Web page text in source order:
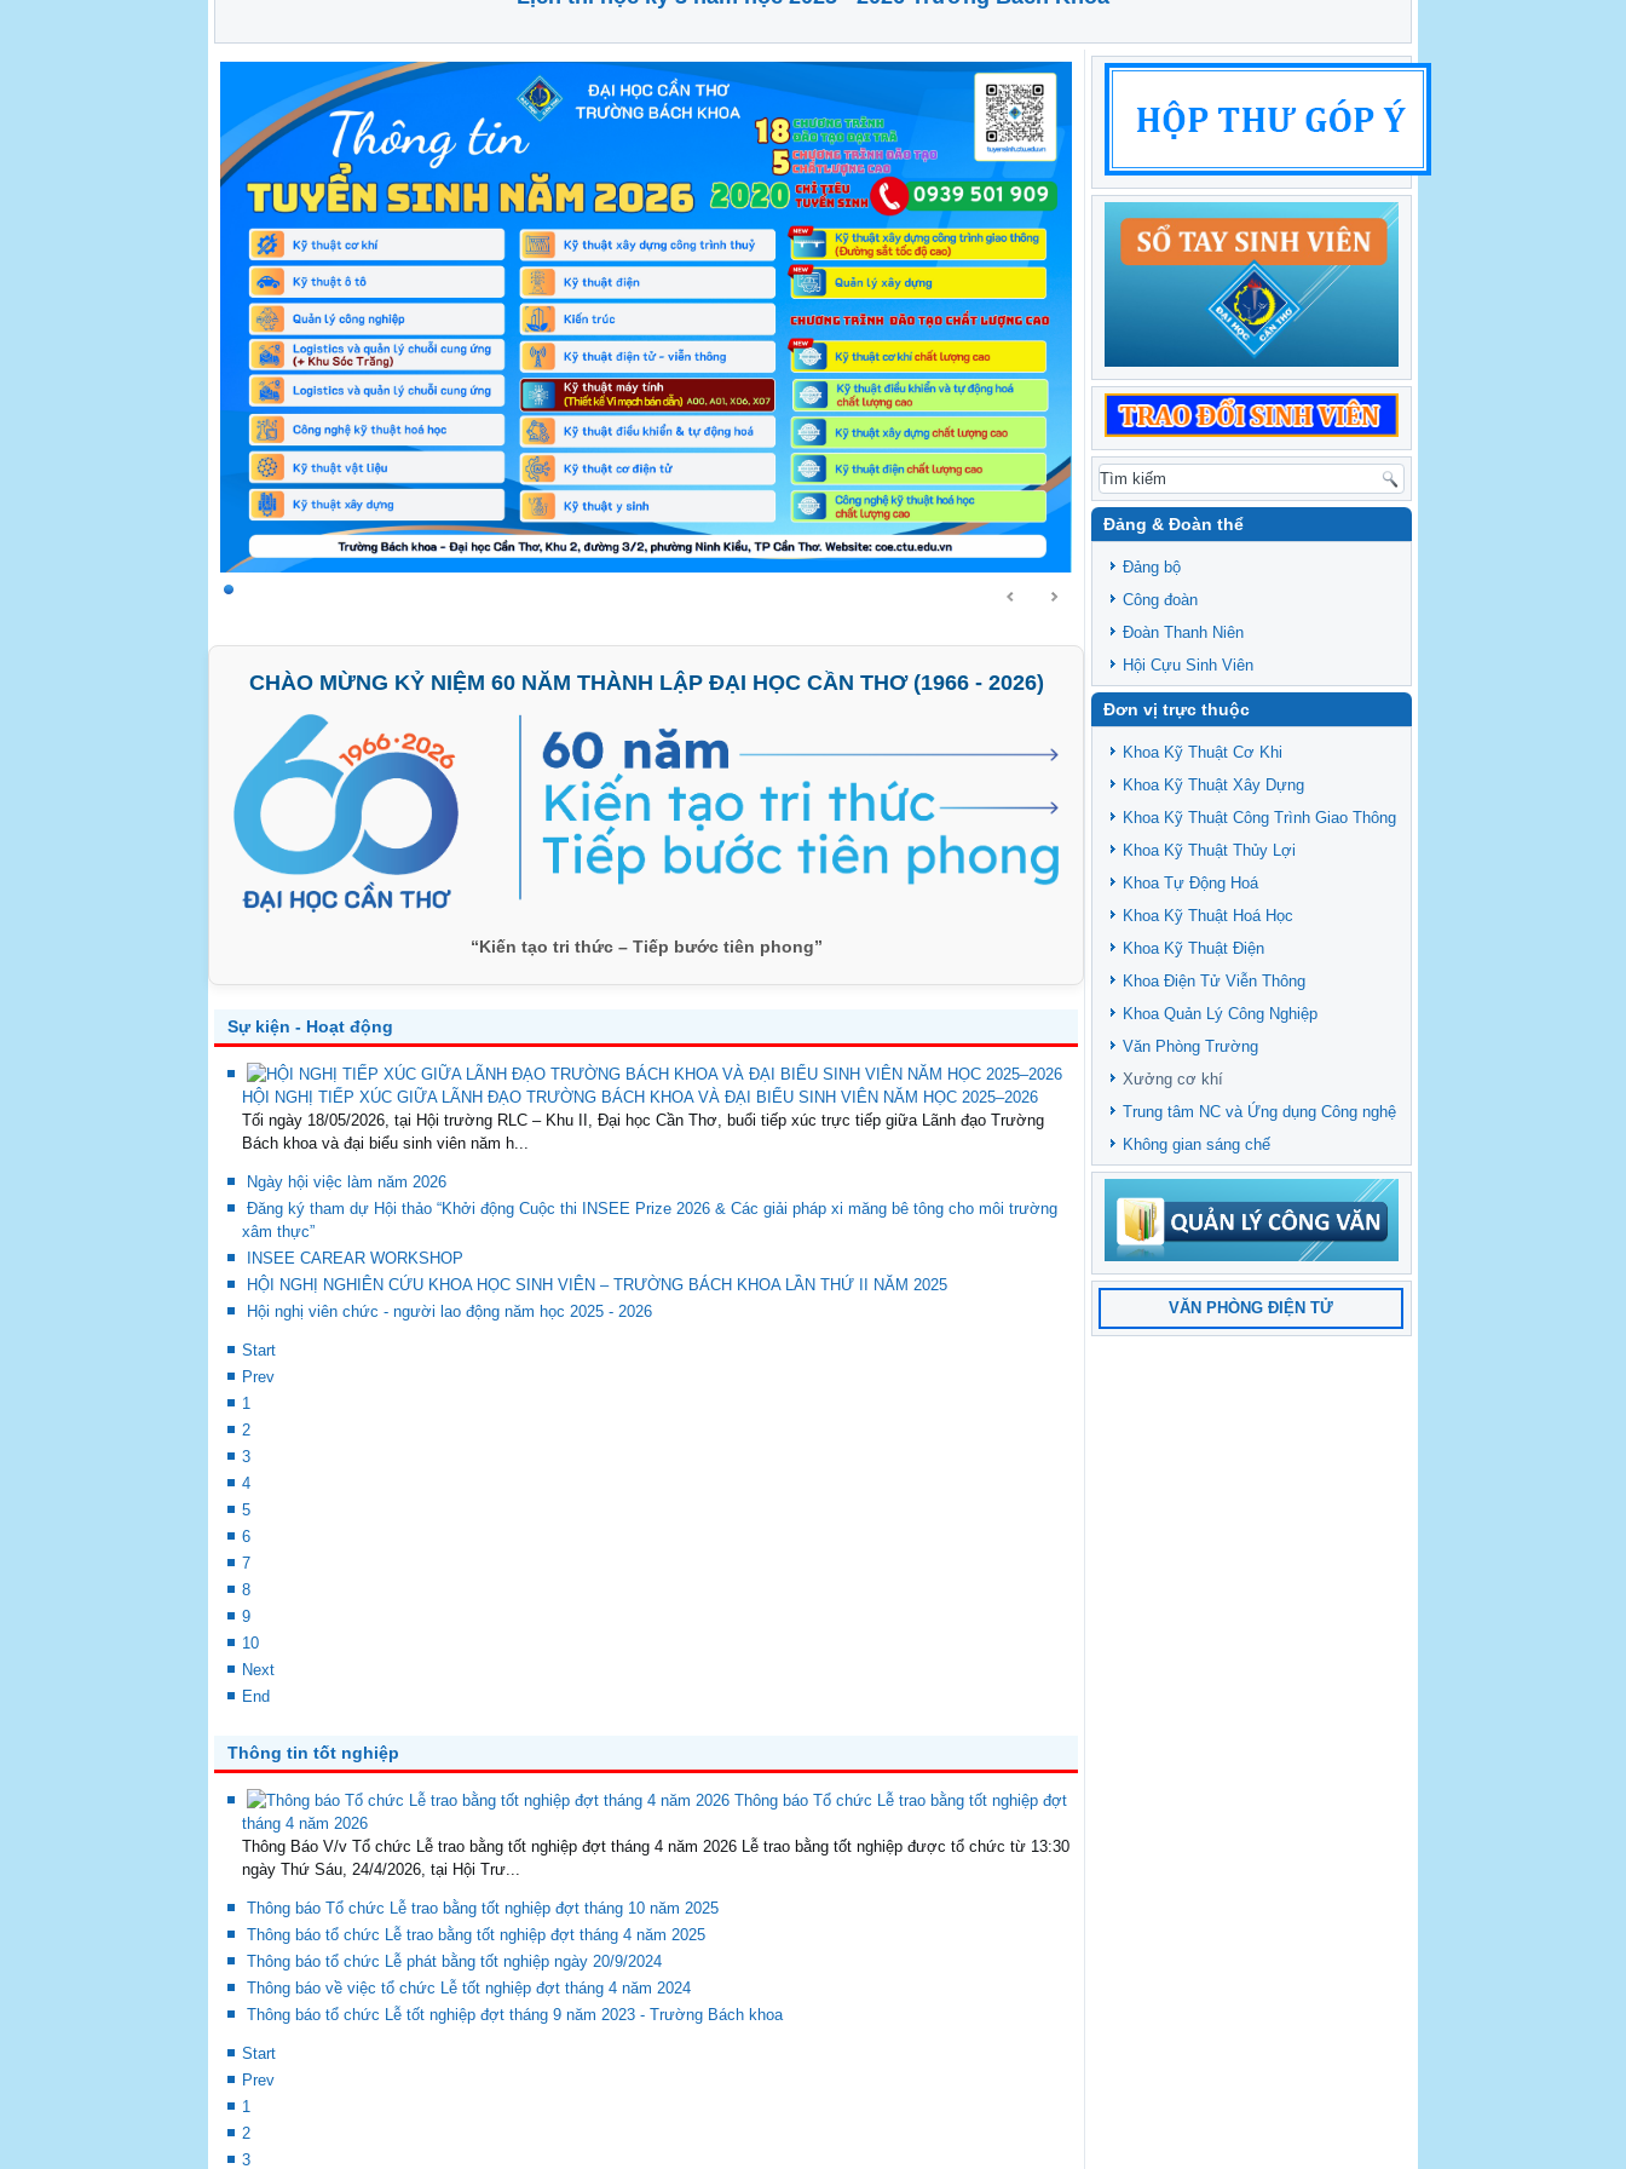
CHÀO MỪNG KỶ NIỆM 60 NĂM THÀNH LẬP ĐẠI HỌC CẦN THƠ (1966 - 2026)
“Kiến tạo tri thức – Tiếp bước tiên phong”
Sự kiện - Hoạt động
HỘI NGHỊ TIẾP XÚC GIỮA LÃNH ĐẠO TRƯỜNG BÁCH KHOA VÀ ĐẠI BIỂU SINH VIÊN NĂM HỌC 2025–2026
Tối ngày 18/05/2026, tại Hội trường RLC – Khu II, Đại học Cần Thơ, buổi tiếp xúc trực tiếp giữa Lãnh đạo Trường
Bách khoa và đại biểu sinh viên năm h...
Ngày hội việc làm năm 2026
Đăng ký tham dự Hội thảo “Khởi động Cuộc thi INSEE Prize 2026 & Các giải pháp xi măng bê tông cho môi trường
xâm thực”
INSEE CAREAR WORKSHOP
HỘI NGHỊ NGHIÊN CỨU KHOA HỌC SINH VIÊN – TRƯỜNG BÁCH KHOA LẦN THỨ II NĂM 2025
Hội nghị viên chức - người lao động năm học 2025 - 2026
Start
Prev
1
2
3
4
5
6
7
8
9
10
Next
End
Thông tin tốt nghiệp
Thông báo Tổ chức Lễ trao bằng tốt nghiệp đợt
tháng 4 năm 2026
Thông Báo V/v Tổ chức Lễ trao bằng tốt nghiệp đợt tháng 4 năm 2026 Lễ trao bằng tốt nghiệp được tổ chức từ 13:30
ngày Thứ Sáu, 24/4/2026, tại Hội Trư...
Thông báo Tổ chức Lễ trao bằng tốt nghiệp đợt tháng 10 năm 2025
Thông báo tổ chức Lễ trao bằng tốt nghiệp đợt tháng 4 năm 2025
Thông báo tổ chức Lễ phát bằng tốt nghiệp ngày 20/9/2024
Thông báo về việc tổ chức Lễ tốt nghiệp đợt tháng 4 năm 2024
Thông báo tổ chức Lễ tốt nghiệp đợt tháng 9 năm 2023 - Trường Bách khoa
Start
Prev
1
2
3
Đảng & Đoàn thể
Đảng bộ
Công đoàn
Đoàn Thanh Niên
Hội Cựu Sinh Viên
Đơn vị trực thuộc
Khoa Kỹ Thuật Cơ Khi
Khoa Kỹ Thuật Xây Dựng
Khoa Kỹ Thuật Công Trình Giao Thông
Khoa Kỹ Thuật Thủy Lợi
Khoa Tự Động Hoá
Khoa Kỹ Thuật Hoá Học
Khoa Kỹ Thuật Điện
Khoa Điện Tử Viễn Thông
Khoa Quản Lý Công Nghiệp
Văn Phòng Trường
Xưởng cơ khí
Trung tâm NC và Ứng dụng Công nghệ
Không gian sáng chế
VĂN PHÒNG ĐIỆN TỬ